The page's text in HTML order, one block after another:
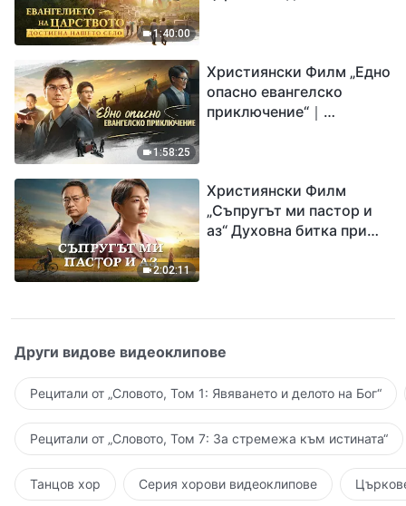
1:40:00
1:58:25
Християнски Филм „Едно
опасно евангелско
приключение“｜
Исус
2:02:11
Християнски Филм
„Съпругът ми пастор и
аз“ Духовна битка при
Други видове видеоклипове
Рецитали от „Словото, Том 1: Явяването и делото на Бог“
Рецитали от „Словото, Том 7: За стремежа към истината“
Танцов хор Серия хорови видеоклипове